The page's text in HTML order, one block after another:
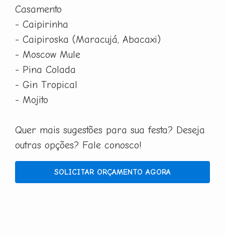
Casamento
- Caipirinha
- Caipiroska (Maracujá, Abacaxi)
- Moscow Mule
- Pina Colada
- Gin Tropical
- Mojito
Quer mais sugestões para sua festa? Deseja
outras opções? Fale conosco!
SOLICITAR ORÇAMENTO AGORA